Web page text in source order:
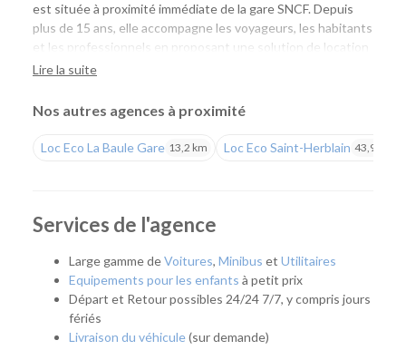
est située à proximité immédiate de la gare SNCF. Depuis
plus de 15 ans, elle accompagne les voyageurs, les habitants
et les professionnels en proposant une solution de location
de voitures et d'utilitaires simple, économique et accessible.
véhicule à proximité de chez vous, vous profitez d'un large
choix de véhicules à des tarifs compétitifs.
Une agence pratique pour tous vos déplacements
professionnel, départ en vacances, week-end sur la côte,
remplacement temporaire de votre véhicule ou encore
rapidement Saint-Nazaire, la Presqu'île guérandaise, le Parc
naturel régional de Brière ou les communes du littoral.
Quel véhicule choisir ?
Lire la suite
Nos autres agences à proximité
Loc Eco La Baule Gare 13,2 km Loc Eco Saint-Herblain 43,9 km
Services de l'agence
Large gamme deVoitures, Minibus et Utilitaires
Equipements pour les enfants à petit prix
Départ et Retour possibles 24/24 7/7, y compris jours
fériés
Livraison du véhicule(sur demande)